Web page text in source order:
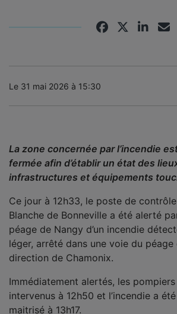
Le 31 mai 2026 à 15:30
La zone concernée par l’incendie
fermée afin d’établir un état des
infrastructures et équipements
Ce jour à 12h33, le poste de
Blanche de Bonneville a été alerté
péage de Nangy d’un incendie
léger, arrêté dans une voie du péage
direction de Chamonix.
Immédiatement alertés, les
intervenus à 12h50 et l’incendie a
maitrisé à 13h17.